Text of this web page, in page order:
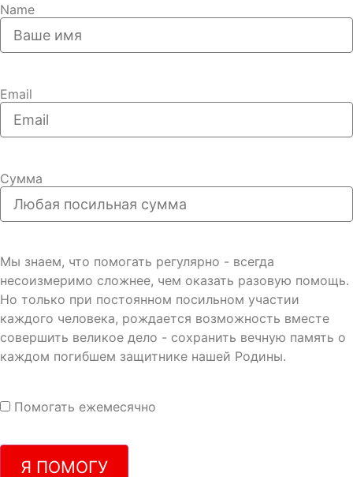
Name
Email
Сумма
Мы знаем, что помогать регулярно - всегда
несоизмеримо сложнее, чем оказать разовую помощь.
Но только при постоянном посильном участии
каждого человека, рождается возможность вместе
совершить великое дело - сохранить вечную память о
каждом погибшем защитнике нашей Родины.
Помогать ежемесячно
Я ПОМОГУ